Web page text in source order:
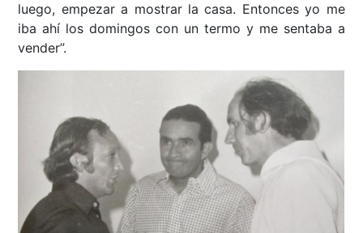
luego, empezar a mostrar la casa. Entonces yo me
iba ahí los domingos con un termo y me sentaba a
vender”.